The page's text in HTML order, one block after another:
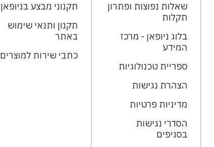
שאלות נפוצות ופתרון
תקלות
בלוג ניופאן - מרכז
המידע
ספריית טכנולוגיות
הצהרת נגישות
מדיניות פרטיות
הסדרי נגישות
בסניפים
תקנוני מבצע בניופאן
תקנון ותנאי שימוש
באתר
כתבי שירות למוצרים